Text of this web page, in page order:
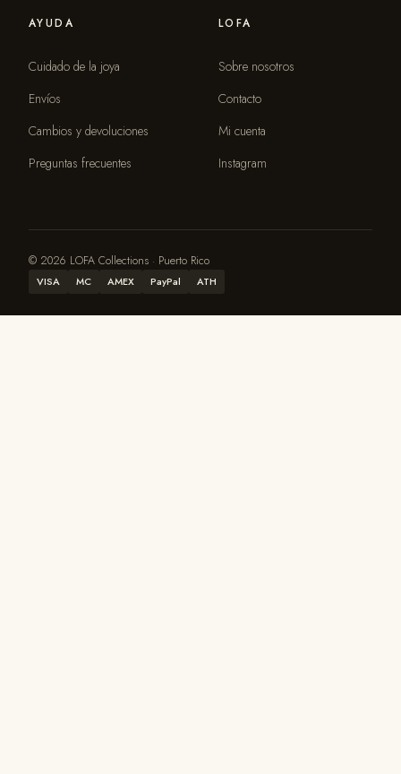
AYUDA
Cuidado de la joya
Envíos
Cambios y devoluciones
Preguntas frecuentes
LOFA
Sobre nosotros
Contacto
Mi cuenta
Instagram
© 2026 LOFA Collections · Puerto Rico
VISA MC AMEX PayPal ATH